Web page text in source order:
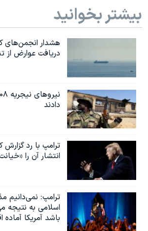
بیشتر بخوانید
هشدار انجمن‌های
دریافت عوارض از
دادند
ترامپ با رد
انتشار آن را
ترامپ: نمی‌دانیم
اسلامی به نتیجه
باشد آمریکا آماده